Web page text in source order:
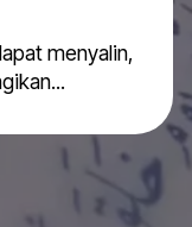
menyalin,